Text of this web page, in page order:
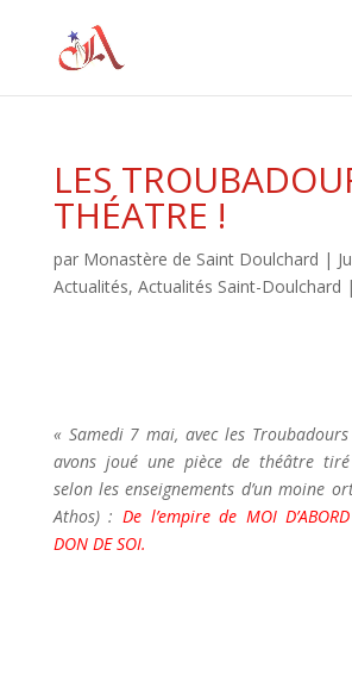
LES
THÉATRE !
par Monastère de Saint Doulchard |
Actualités, Actualités Saint-Doulchard |
« Samedi 7 mai, avec les
avons joué une pièce de théâtre
selon les enseignements d’un moine
Athos) : De l’empire de MOI
DON DE SOI.